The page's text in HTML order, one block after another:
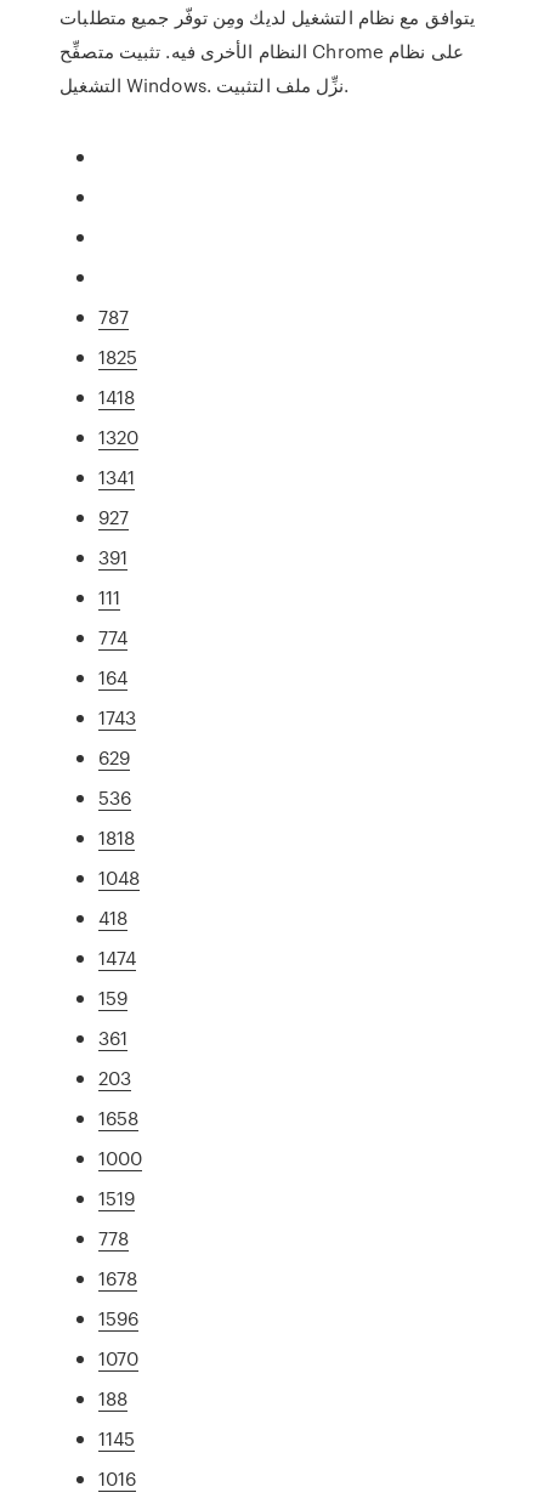
يتوافق مع نظام التشغيل لديك ومِن توفّر جميع متطلبات
النظام الأخرى فيه. تثبيت متصفِّح Chrome على نظام
التشغيل Windows. نزِّل ملف التثبيت.
787
1825
1418
1320
1341
927
391
111
774
164
1743
629
536
1818
1048
418
1474
159
361
203
1658
1000
1519
778
1678
1596
1070
188
1145
1016